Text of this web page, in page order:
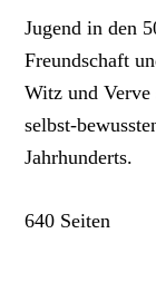
Jugend in den
Freundschaft
Witz und Verve
selbst-
Jahrhunderts.
640 Seiten